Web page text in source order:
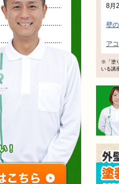
8月
壁
ア
※「塗
いる講
概算金額を教
など、お気軽
35
～午後8時 土日祝も営業
無料診断やお問い合わせさ
ご相談・ご